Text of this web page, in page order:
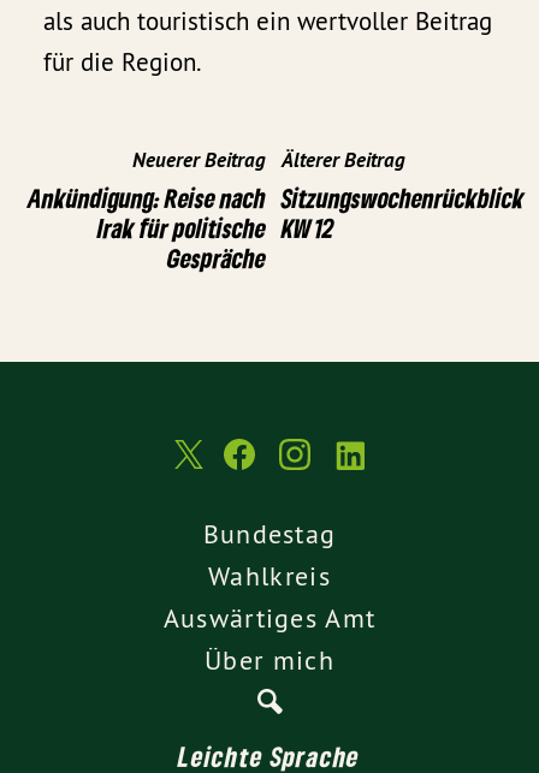
als auch touristisch ein wertvoller Beitrag
für die Region.
Neuerer Beitrag
Ankündigung: Reise nach
Irak für politische
Gespräche
Älterer Beitrag
Sitzungswochenrückblick
KW 12
Bundestag
Wahlkreis
Auswärtiges Amt
Über mich
Leichte Sprache